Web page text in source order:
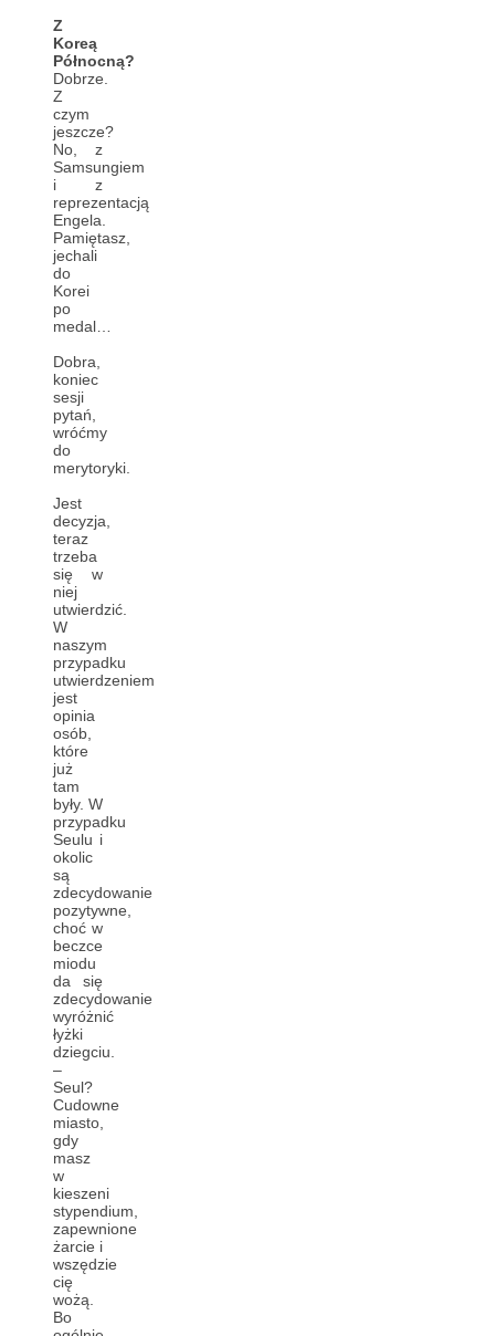
Z
Koreą
Północną?
Dobrze.
Z
czym
jeszcze?
No, z
Samsungiem
i z
reprezentacją
Engela.
Pamiętasz,
jechali
do
Korei
po
medal…
Dobra,
koniec
sesji
pytań,
wróćmy
do
merytoryki.
Jest
decyzja,
teraz
trzeba
się w
niej
utwierdzić.
W
naszym
przypadku
utwierdzeniem
jest
opinia
osób,
które
już
tam
były. W
przypadku
Seulu i
okolic
są
zdecydowanie
pozytywne,
choć w
beczce
miodu
da się
zdecydowanie
wyróżnić
łyżki
dziegciu.
–
Seul?
Cudowne
miasto,
gdy
masz
w
kieszeni
stypendium,
zapewnione
żarcie i
wszędzie
cię
wożą.
Bo